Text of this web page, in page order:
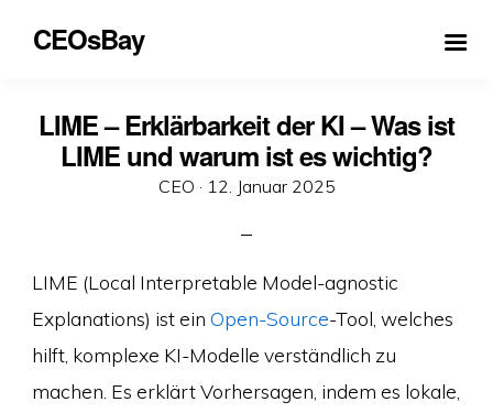
CEOsBay
LIME – Erklärbarkeit der KI – Was ist
LIME und warum ist es wichtig?
CEO · Veröffentlicht
12. Januar 2025
LIME (Local Interpretable Model-agnostic
Explanations) ist ein Open-Source-Tool, welches
hilft, komplexe KI-Modelle verständlich zu
machen. Es erklärt Vorhersagen, indem es lokale,